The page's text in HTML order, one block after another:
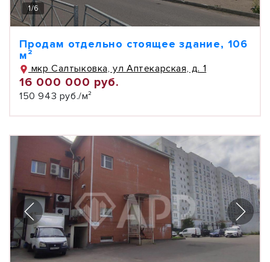
1/6
Продам отдельно стоящее здание, 106
м²
мкр Салтыковка, ул Аптекарская, д. 1
16 000 000 руб.
150 943 руб./м²